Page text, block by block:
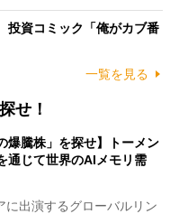
資コミック「俺がカブ番
一覧を見る
せ！
爆騰株」を探せ】トーメン
通じて世界のAIメモリ需
出演するグローバルリン